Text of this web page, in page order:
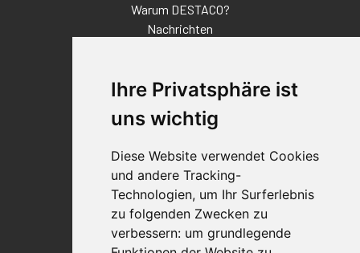
Ihre Privatsphäre ist
uns wichtig
Diese Website verwendet Cookies
und andere Tracking-
Technologien, um Ihr Surferlebnis
zu folgenden Zwecken zu
verbessern: um grundlegende
Warum DESTACO?
Nachrichten
Standorte
Qualitätsaussage
Kontakt
Vertriebspartnerfinder
Häufig gestellte Fragen
Datenschutz-Bestimmungen
Nutzungsbedingungen